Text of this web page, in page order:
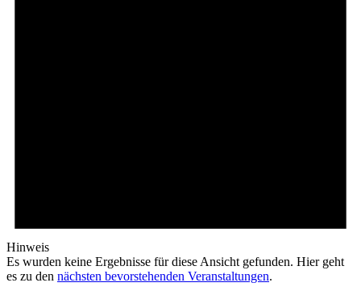
Hinweis
Es wurden keine Ergebnisse für diese Ansicht gefunden. Hier geht
es zu den nächsten bevorstehenden Veranstaltungen.